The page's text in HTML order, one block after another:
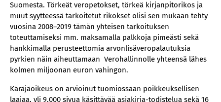
Suomesta. Törkeät veropetokset, törkeä kirjanpitorikos ja
muut syytteessä tarkoitetut rikokset olisi sen mukaan tehty
vuosina 2008–2019 tämän yhteisen tarkoituksen
toteuttamiseksi mm. maksamalla palkkoja pimeästi sekä
hankkimalla perusteettomia arvonlisäveropalautuksia
pyrkien näin aiheuttamaan Verohallinnolle yhteensä lähes
kolmen miljoonan euron vahingon.
Käräjäoikeus on arvioinut tuomiossaan poikkeuksellisen
laajaa, yli 9.000 sivua käsittävää asiakirja-todistelua sekä 16